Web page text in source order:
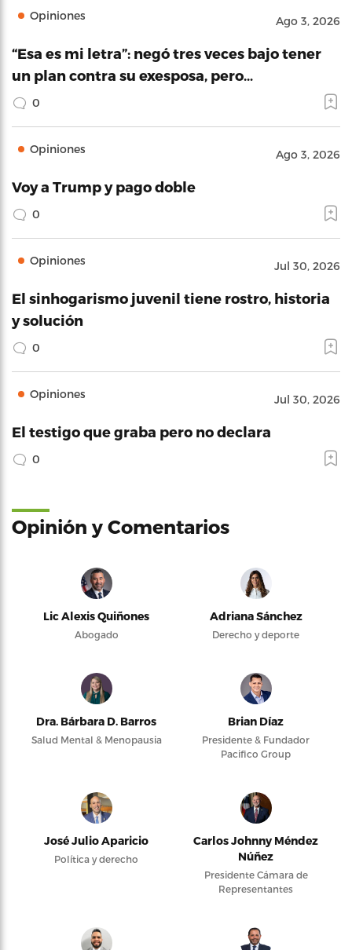
Opiniones Ago 3, 2026
“Esa es mi letra”: negó tres veces bajo tener
un plan contra su exesposa, pero…
0
Opiniones Ago 3, 2026
Voy a Trump y pago doble
0
Opiniones Jul 30, 2026
El sinhogarismo juvenil tiene rostro, historia
y solución
0
Opiniones Jul 30, 2026
El testigo que graba pero no declara
0
Opinión y Comentarios
Lic Alexis Quiñones
Abogado
Adriana Sánchez
Derecho y deporte
Dra. Bárbara D. Barros
Salud Mental & Menopausia
Brian Díaz
Presidente & Fundador
Pacifico Group
José Julio Aparicio
Política y derecho
Carlos Johnny Méndez
Núñez
Presidente Cámara de
Representantes